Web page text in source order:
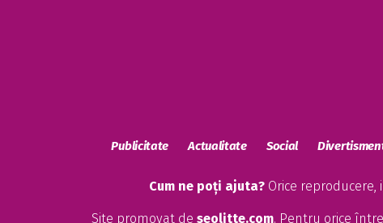
Publicitate Actualitate Social
Cum ne poți ajuta? Orice
Site promovat de seolitte.com. Pentru orice